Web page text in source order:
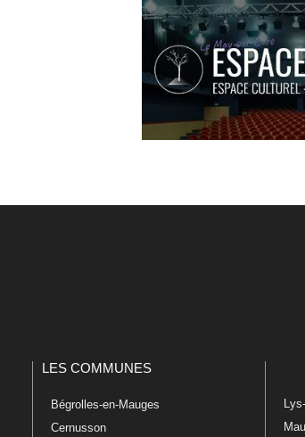
LES COMMUNES
Bégrolles-en-Mauges
Cernusson